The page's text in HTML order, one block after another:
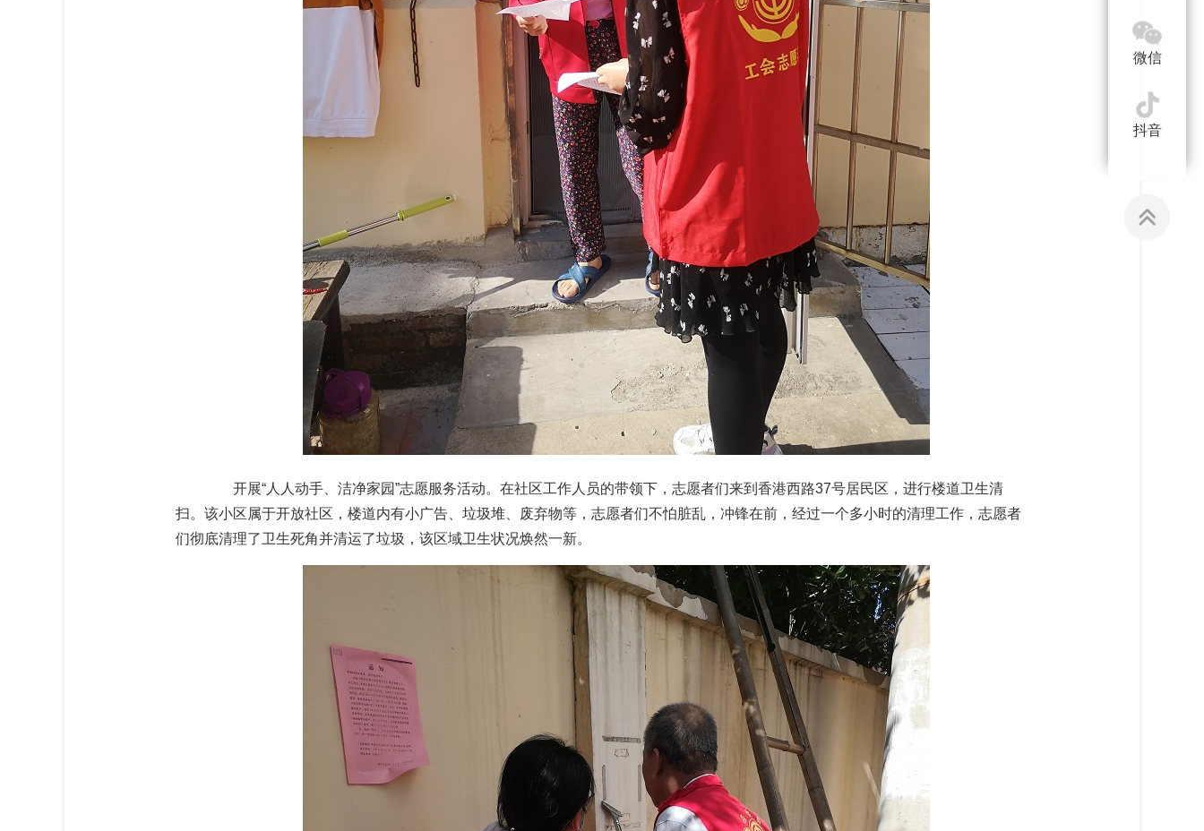
开展“人人动手、洁净家园”志愿服务活动。在社区工作人员的带领下，志愿者们来到香港西路37号居民区，进行楼道卫生清
扫。该小区属于开放社区，楼道内有小广告、垃圾堆、废弃物等，志愿者们不怕脏乱，冲锋在前，经过一个多小时的清理工作，志愿者
们彻底清理了卫生死角并清运了垃圾，该区域卫生状况焕然一新。
微信
抖音